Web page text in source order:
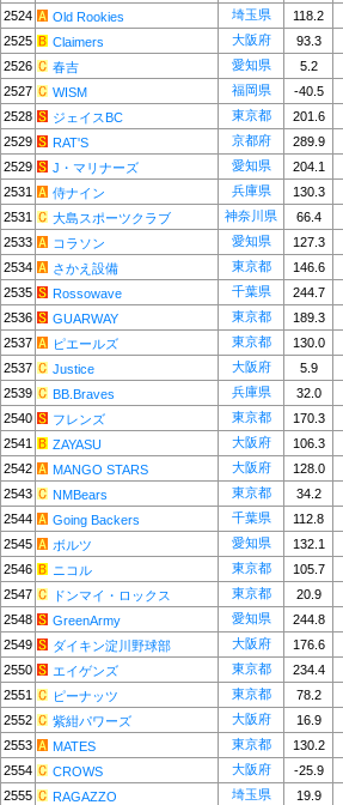
2524
Old Rookies 埼玉県
118.2
2525
Claimers 大阪府
93.3
2526
春吉 愛知県
5.2
2527
WISM 福岡県
-40.5
2528
ジェイスBC 東京都
201.6
2529
RAT'S 京都府
289.9
2529
J・マリナーズ 愛知県
204.1
2531
侍ナイン 兵庫県
130.3
2531
大島スポーツクラブ 神奈川県
66.4
2533
コラソン 愛知県
127.3
2534
さかえ設備 東京都
146.6
2535
Rossowave 千葉県
244.7
2536
GUARWAY 東京都
189.3
2537
ピエールズ 東京都
130.0
2537
Justice 大阪府
5.9
2539
BB.Braves 兵庫県
32.0
2540
フレンズ 東京都
170.3
2541
ZAYASU 大阪府
106.3
2542
MANGO STARS 大阪府
128.0
2543
NMBears 東京都
34.2
2544
Going Backers 千葉県
112.8
2545
ボルツ 愛知県
132.1
2546
ニコル 東京都
105.7
2547
ドンマイ・ロックス 東京都
20.9
2548
GreenArmy 愛知県
244.8
2549
ダイキン淀川野球部 大阪府
176.6
2550
エイゲンズ 東京都
234.4
2551
ピーナッツ 東京都
78.2
2552
紫紺パワーズ 大阪府
16.9
2553
MATES 東京都
130.2
2554
CROWS 大阪府
-25.9
2555
RAGAZZO 埼玉県
19.9